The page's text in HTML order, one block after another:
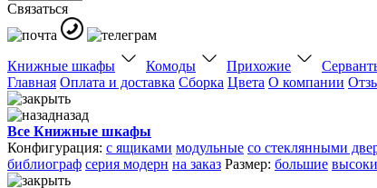
Связаться
Книжные шкафы Комоды Прихожие
Главная Оплата и доставка Сборка Цвета О компании
назад
Все Книжные шкафы
Конфигурация: с ящиками модульные со стеклянными
библиограф серия модерн на заказ Размер: большие